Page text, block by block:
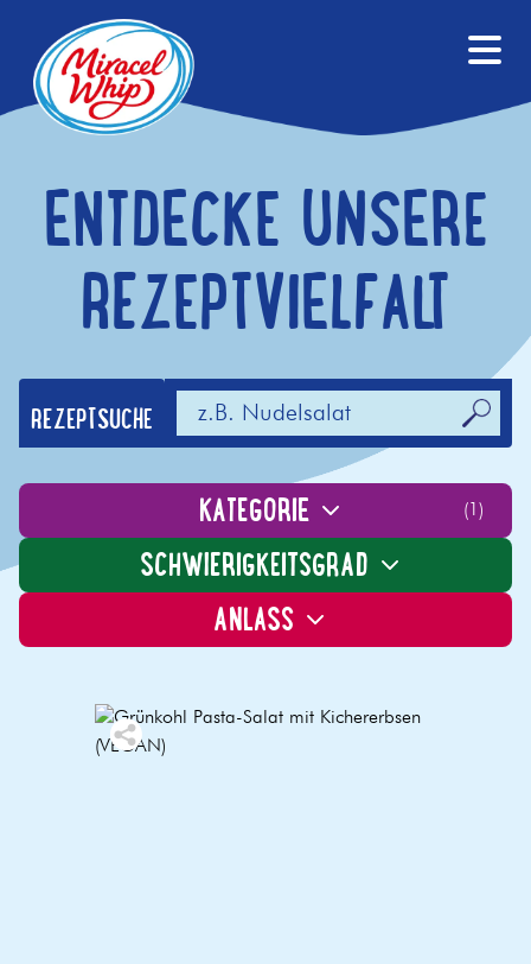
ENTDECKE UNSERE
REZEPTVIELFALT
REZEPTSUCHE
KATEGORIE ( )
SCHWIERIGKEITSGRAD
ANLASS